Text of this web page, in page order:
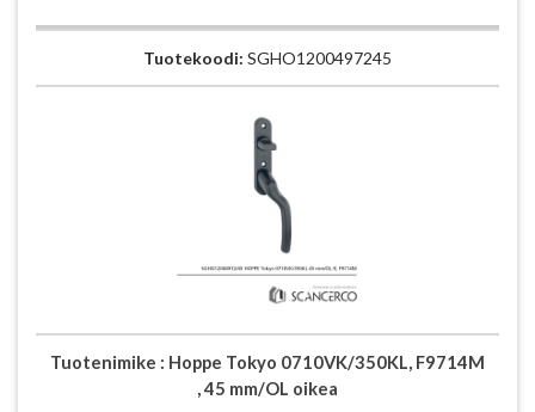
Tuotekoodi: SGHO1200497245
Tuotenimike : Hoppe Tokyo 0710VK/350KL, F9714M
, 45 mm/OL oikea